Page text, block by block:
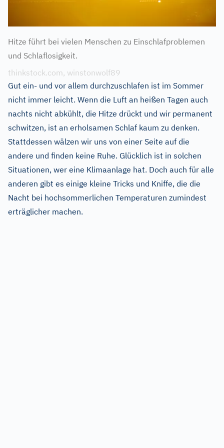
Hitze führt bei vielen Menschen zu Einschlafproblemen
und Schlaflosigkeit.
thinkstock.com, winstonwolf89
Gut ein- und vor allem durchzuschlafen ist im Sommer
nicht immer leicht. Wenn die Luft an heißen Tagen auch
nachts nicht abkühlt, die Hitze drückt und wir permanent
schwitzen, ist an erholsamen Schlaf kaum zu denken.
Stattdessen wälzen wir uns von einer Seite auf die
andere und finden keine Ruhe. Glücklich ist in solchen
Situationen, wer eine Klimaanlage hat. Doch auch für alle
anderen gibt es einige kleine Tricks und Kniffe, die die
Nacht bei hochsommerlichen Temperaturen zumindest
erträglicher machen.